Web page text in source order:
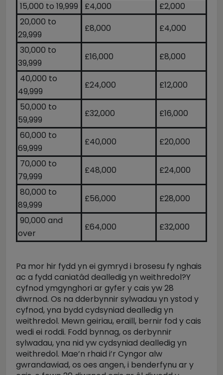
15,000 to 19,999
£4,000
£2,000
20,000 to
29,999
£8,000
£4,000
30,000 to
39,999
£16,000
£8,000
40,000 to
49,999
£24,000
£12,000
50,000 to
59,999
£32,000
£16,000
60,000 to
69,999
£40,000
£20,000
70,000 to
79,999
£48,000
£24,000
80,000 to
89,999
£56,000
£28,000
90,000 and
over
£64,000 £32,000
Pa mor hir fydd yn ei gymryd i brosesu fy nghais
ac a fydd caniatâd dealledig yn weithredol?Y
cyfnod ymgynghori ar gyfer y cais yw 28
diwrnod. Os na dderbynnir sylwadau yn ystod y
cyfnod, yna bydd cydsyniad dealledig yn
weithredol. Mewn geiriau, eraill, bernir fod y cais
wedi ei roddi. Fodd bynnag, os derbynnir
sylwadau, yna nid yw cydsyniad dealledig yn
weithredol. Mae’n rhaid i’r Cyngor alw
gwrandawiad, os oes angen, i benderfynu ar y